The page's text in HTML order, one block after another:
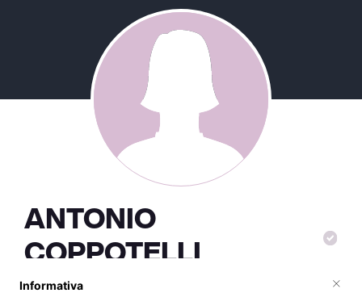
ANTONIO
COPPOTELLI
Informativa ×